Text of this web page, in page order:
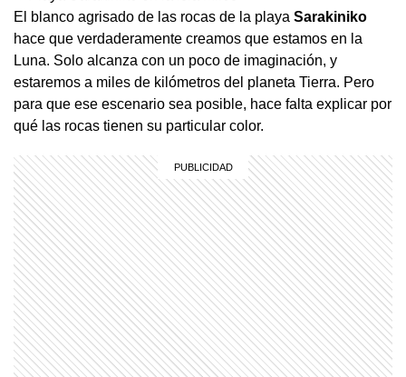
El blanco agrisado de las rocas de la playa Sarakiniko
hace que verdaderamente creamos que estamos en la
Luna. Solo alcanza con un poco de imaginación, y
estaremos a miles de kilómetros del planeta Tierra. Pero
para que ese escenario sea posible, hace falta explicar por
qué las rocas tienen su particular color.